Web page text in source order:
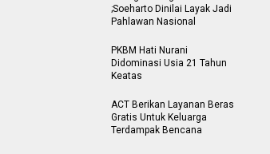
;Soeharto Dinilai Layak Jadi
Pahlawan Nasional
PKBM Hati Nurani
Didominasi Usia 21 Tahun
Keatas
ACT Berikan Layanan Beras
Gratis Untuk Keluarga
Terdampak Bencana